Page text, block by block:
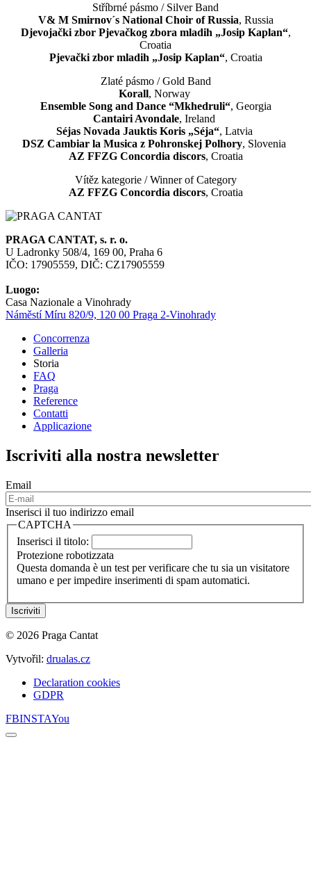
Stříbrné pásmo / Silver Band
V& M Smirnov´s National Choir of Russia, Russia
Djevojački zbor Pjevačkog zbora mladih „Josip Kaplan“,
Croatia
Pjevački zbor mladih „Josip Kaplan“, Croatia
Zlaté pásmo / Gold Band
Korall, Norway
Ensemble Song and Dance “Mkhedruli“, Georgia
Cantairi Avondale, Ireland
Séjas Novada Jauktis Koris „Séja“, Latvia
DSZ Cambiar la Musica z Pohronskej Polhory, Slovenia
AZ FFZG Concordia discors, Croatia
Vítěz kategorie / Winner of Category
AZ FFZG Concordia discors, Croatia
PRAGA CANTAT, s. r. o.
U Ladronky 508/4, 169 00, Praha 6
IČO: 17905559, DIČ: CZ17905559
Luogo:
Casa Nazionale a Vinohrady
Náměstí Míru 820/9, 120 00 Praga 2-Vinohrady
Hlavní
navigace
Concorrenza
Galleria
Storia
FAQ
Praga
Reference
Contatti
Applicazione
Iscriviti alla nostra newsletter
Email
Inserisci il tuo indirizzo email
CAPTCHA
Inserisci il titolo:
Protezione robotizzata
Questa domanda è un test per verificare che tu sia un visitatore
umano e per impedire inserimenti di spam automatici.
© 2026 Praga Cantat
Vytvořil: drualas.cz
Patička
Declaration cookies
GDPR
FBINSTAYou
Back